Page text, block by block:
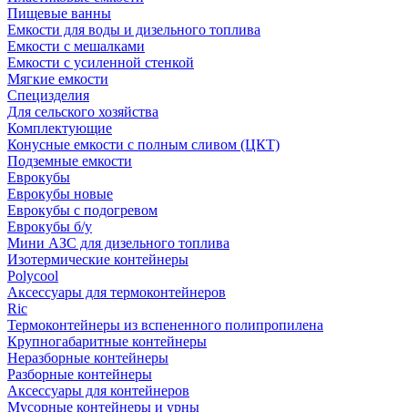
Пищевые ванны
Емкости для воды и дизельного топлива
Емкости с мешалками
Емкости с усиленной стенкой
Мягкие емкости
Специзделия
Для сельского хозяйства
Комплектующие
Конусные емкости с полным сливом (ЦКТ)
Подземные емкости
Еврокубы
Еврокубы новые
Еврокубы с подогревом
Еврокубы б/у
Мини АЗС для дизельного топлива
Изотермические контейнеры
Polycool
Аксессуары для термоконтейнеров
Ric
Термоконтейнеры из вспененного полипропилена
Крупногабаритные контейнеры
Неразборные контейнеры
Разборные контейнеры
Аксессуары для контейнеров
Мусорные контейнеры и урны